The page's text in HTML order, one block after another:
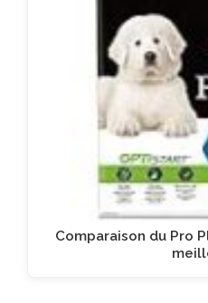
Comparaison du Pro